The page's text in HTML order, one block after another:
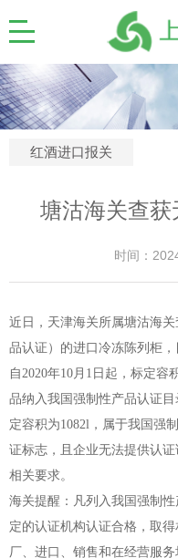
红酒进口报关
塘沽海关查获
时间：
近日，天津海关所属塘沽海
品认证）的进口冷冻陈列柜，
自2020年10月1日起，标定
品纳入我国强制性产品认证
定容积为1082l，属于我国强
证标志，且企业无法提供认
相关要求。
海关提醒：凡列入我国强制
定的认证机构认证合格，取
厂、进口、销售和在经营服